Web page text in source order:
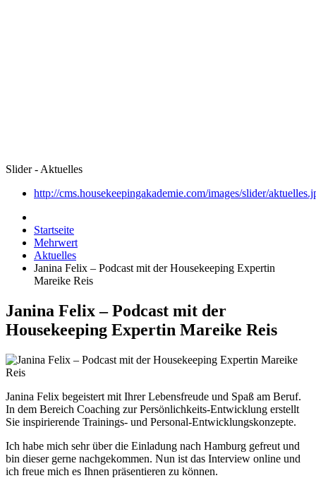
Slider - Aktuelles
http://cms.housekeepingakademie.com/images/slider/
Startseite
Mehrwert
Aktuelles
Janina Felix – Podcast mit der Housekeeping Expertin
Mareike Reis
Janina Felix – Podcast mit der
Housekeeping Expertin Mareike Reis
Janina Felix begeistert mit Ihrer Lebensfreude und Spaß am Beruf.
In dem Bereich Coaching zur Persönlichkeits-Entwicklung erstellt
Sie inspirierende Trainings- und Personal-Entwicklungskonzepte.
Ich habe mich sehr über die Einladung nach Hamburg gefreut und
bin dieser gerne nachgekommen. Nun ist das Interview online und
ich freue mich es Ihnen präsentieren zu können.